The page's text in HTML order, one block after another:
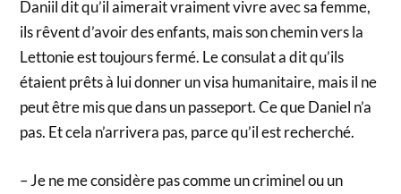
Daniil dit qu’il aimerait vraiment vivre avec sa femme,
ils rêvent d’avoir des enfants, mais son chemin vers la
Lettonie est toujours fermé. Le consulat a dit qu’ils
étaient prêts à lui donner un visa humanitaire, mais il ne
peut être mis que dans un passeport. Ce que Daniel n’a
pas. Et cela n’arrivera pas, parce qu’il est recherché.
– Je ne me considère pas comme un criminel ou un